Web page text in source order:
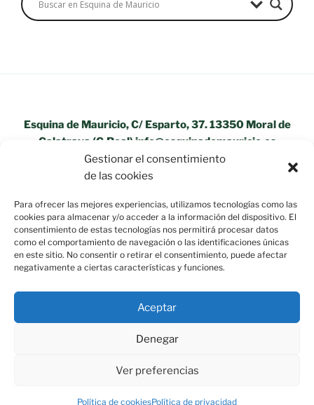
Gestionar el consentimiento
de las cookies
Para ofrecer las mejores experiencias, utilizamos tecnologías como las
cookies para almacenar y/o acceder a la información del dispositivo. El
consentimiento de estas tecnologías nos permitirá procesar datos
como el comportamiento de navegación o las identificaciones únicas
en este sitio. No consentir o retirar el consentimiento, puede afectar
negativamente a ciertas características y funciones.
Aceptar
Denegar
Ver preferencias
Política de cookiesPolítica de privacidad
Esquina de Mauricio, C/ Esparto, 37. 13350 Moral de
Calatrava (C.Real) info@esquinademauricio.es
«Aviso Legal»